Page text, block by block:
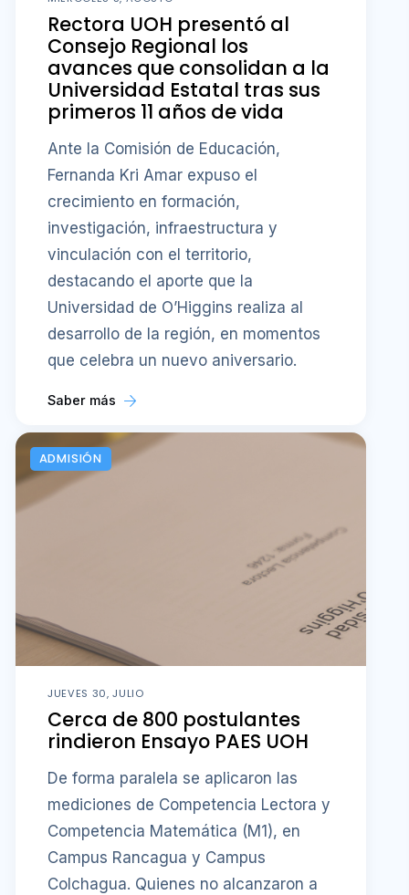
Rectora UOH presentó al
Consejo Regional los
avances que consolidan a la
Universidad Estatal tras sus
primeros 11 años de vida
Ante la Comisión de Educación,
Fernanda Kri Amar expuso el
crecimiento en formación,
investigación, infraestructura y
vinculación con el territorio,
destacando el aporte que la
Universidad de O’Higgins realiza al
desarrollo de la región, en momentos
que celebra un nuevo aniversario.
Saber más
ADMISIÓN
JUEVES 30, JULIO
Cerca de 800 postulantes
rindieron Ensayo PAES UOH
De forma paralela se aplicaron las
mediciones de Competencia Lectora y
Competencia Matemática (M1), en
Campus Rancagua y Campus
Colchagua. Quienes no alcanzaron a